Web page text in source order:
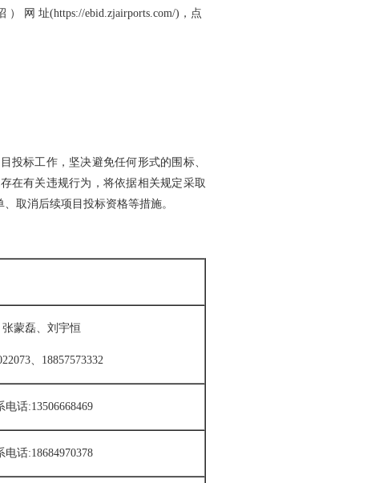
） 网 址(https://ebid.zjairports.com/)，点
投标工作，坚决避免任何形式的围标、
在有关违规行为，将依据相关规定采取
取消后续项目投标资格等措施。
蒙磊、刘宇恒
、18857573332
话:13506668469
话:18684970378